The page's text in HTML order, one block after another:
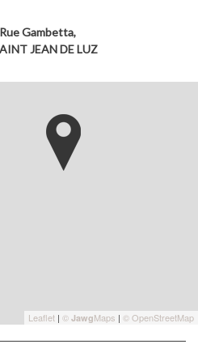
Gambetta,
JEAN DE LUZ
Leaflet | © JawgMaps | © OpenStreetMap